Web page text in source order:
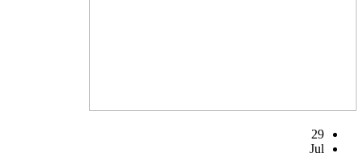
29
Jul